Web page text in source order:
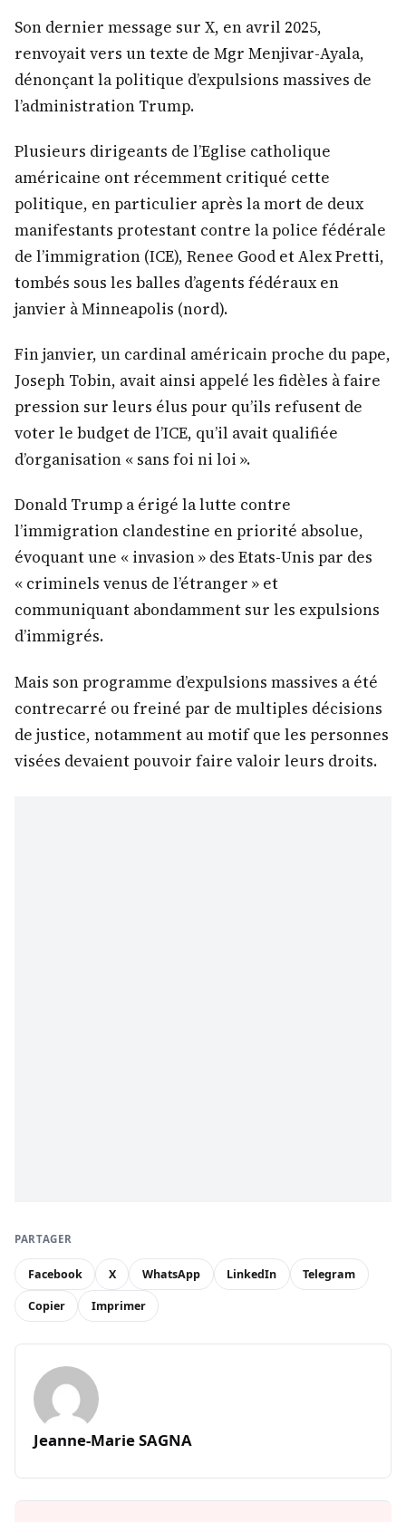
Son dernier message sur X, en avril 2025,
renvoyait vers un texte de Mgr Menjivar-Ayala,
dénonçant la politique d’expulsions massives de
l’administration Trump.
Plusieurs dirigeants de l’Eglise catholique
américaine ont récemment critiqué cette
politique, en particulier après la mort de deux
manifestants protestant contre la police fédérale
de l’immigration (ICE), Renee Good et Alex Pretti,
tombés sous les balles d’agents fédéraux en
janvier à Minneapolis (nord).
Fin janvier, un cardinal américain proche du pape,
Joseph Tobin, avait ainsi appelé les fidèles à faire
pression sur leurs élus pour qu’ils refusent de
voter le budget de l’ICE, qu’il avait qualifiée
d’organisation « sans foi ni loi ».
Donald Trump a érigé la lutte contre
l’immigration clandestine en priorité absolue,
évoquant une « invasion » des Etats-Unis par des
« criminels venus de l’étranger » et
communiquant abondamment sur les expulsions
d’immigrés.
Mais son programme d’expulsions massives a été
contrecarré ou freiné par de multiples décisions
de justice, notamment au motif que les personnes
visées devaient pouvoir faire valoir leurs droits.
PARTAGER
Facebook X WhatsApp LinkedIn Telegram
Copier Imprimer
Jeanne-Marie SAGNA